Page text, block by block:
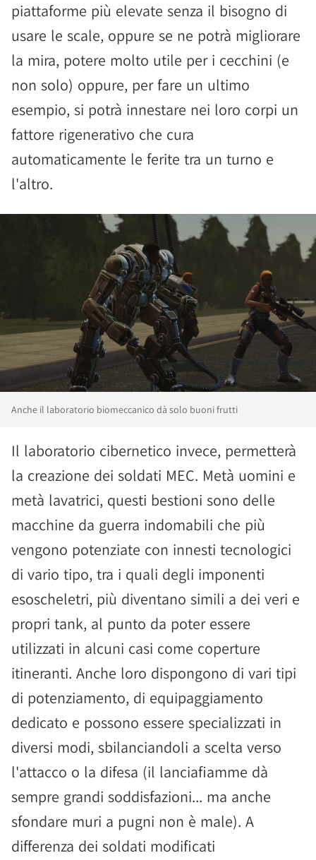
piattaforme più elevate senza il bisogno di
usare le scale, oppure se ne potrà migliorare
la mira, potere molto utile per i cecchini (e
non solo) oppure, per fare un ultimo
esempio, si potrà innestare nei loro corpi un
fattore rigenerativo che cura
automaticamente le ferite tra un turno e
l'altro.
Anche il laboratorio biomeccanico dà solo buoni frutti
Il laboratorio cibernetico invece, permetterà
la creazione dei soldati MEC. Metà uomini e
metà lavatrici, questi bestioni sono delle
macchine da guerra indomabili che più
vengono potenziate con innesti tecnologici
di vario tipo, tra i quali degli imponenti
esoscheletri, più diventano simili a dei veri e
propri tank, al punto da poter essere
utilizzati in alcuni casi come coperture
itineranti. Anche loro dispongono di vari tipi
di potenziamento, di equipaggiamento
dedicato e possono essere specializzati in
diversi modi, sbilanciandoli a scelta verso
l'attacco o la difesa (il lanciafiamme dà
sempre grandi soddisfazioni... ma anche
sfondare muri a pugni non è male). A
differenza dei soldati modificati